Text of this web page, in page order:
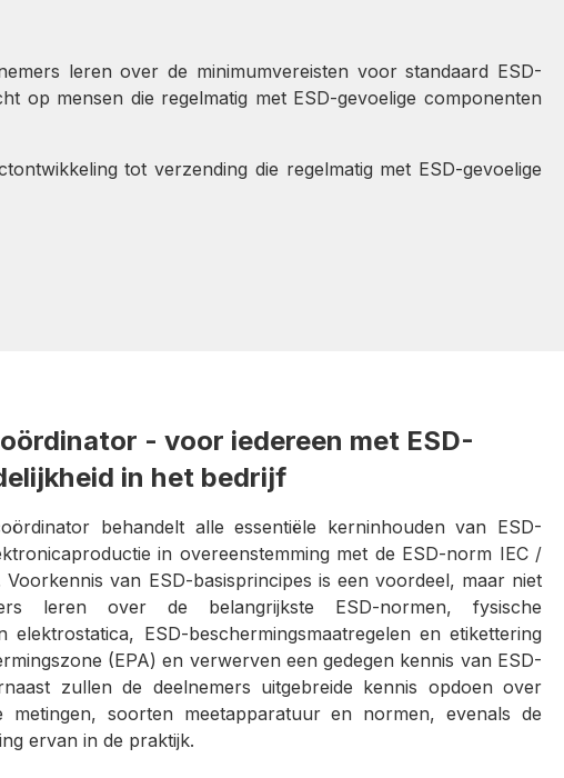
leren over de minimumvereisten voor standaard ESD-
op mensen die regelmatig met ESD-gevoelige componenten
tot verzending die regelmatig met ESD-gevoelige
- voor iedereen met ESD-
in het bedrijf
behandelt alle essentiële kerninhouden van ESD-
in overeenstemming met de ESD-norm IEC /
Voorkennis van ESD-basisprincipes is een voordeel, maar niet
leren over de belangrijkste ESD-normen, fysische
elektrostatica, ESD-beschermingsmaatregelen en etikettering
(EPA) en verwerven een gedegen kennis van ESD-
zullen de deelnemers uitgebreide kennis opdoen over
metingen, soorten meetapparatuur en normen, evenals de
ervan in de praktijk.